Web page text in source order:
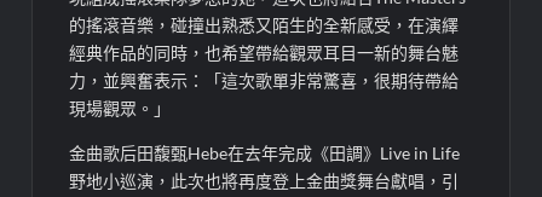
的搖滾音樂，碰撞出熟悉又陌生的全新感受，在演繹
經典作品的同時，也希望帶給觀眾耳目一新的舞台魅
力，並興奮表示：「這次歌單非常驚喜，很期待帶給
現場觀眾。」
金曲歌后田馥甄Hebe在去年完成《田調》Live in Life
野地小巡演，此次也將再度登上金曲獎舞台獻唱，引